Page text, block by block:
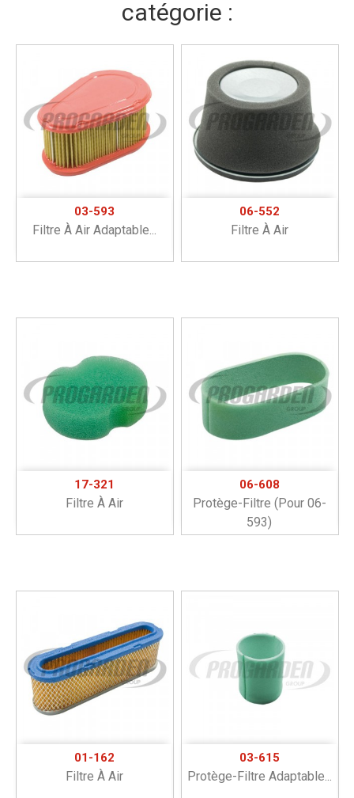
catégorie :
03-593
Filtre À Air Adaptable...
06-552
Filtre À Air
17-321
Filtre À Air
06-608
Protège-Filtre (pour 06-
593)
01-162
Filtre À Air
03-615
Protège-Filtre Adaptable...